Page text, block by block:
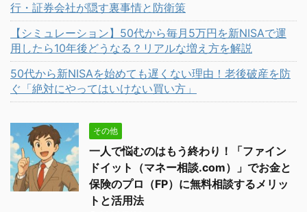
行・証券会社が隠す裏事情と防衛策
【シミュレーション】50代から毎月5万円を新NISAで運
用したら10年後どうなる？リアルな増え方を解説
50代から新NISAを始めても遅くない理由！老後破産を防
ぐ「絶対にやってはいけない買い方」
その他
一人で悩むのはもう終わり！「ファイン
ドイット（マネー相談.com）」でお金と
保険のプロ（FP）に無料相談するメリッ
トと活用法